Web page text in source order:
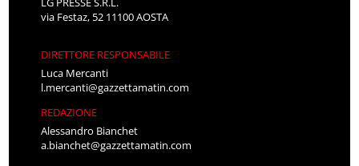
via Festaz, 52 11100 AOSTA
DIRETTORE RESPONSABILE
Luca Mercanti
l.mercanti@gazzettamatin.com
REDAZIONE
Alessandro Bianchet
a.bianchet@gazzettamatin.com